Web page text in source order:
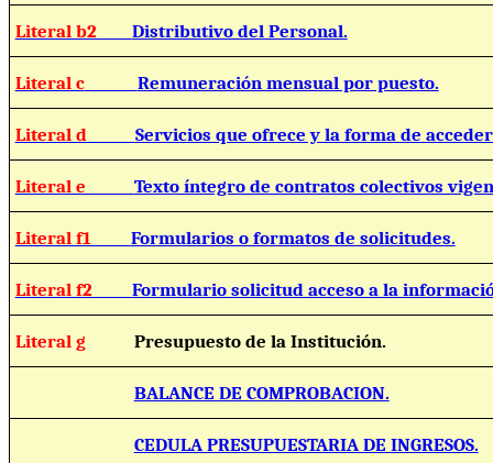
Literal b2 Distributivo del Personal.
Literal c Remuneración mensual por puesto.
Literal d Servicios que ofrece y la forma de
Literal e Texto íntegro de contratos colectivos
Literal f1 Formularios o formatos de solicitudes.
Literal f2 Formulario solicitud acceso a la
Literal g Presupuesto de la Institución.
BALANCE DE COMPROBACION.
CEDULA PRESUPUESTARIA DE INGRESOS.